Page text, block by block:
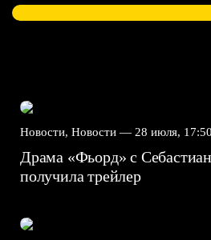
Новости, Новости — 28 июля, 17:50
Драма «Фьорд» с
получила трейлер